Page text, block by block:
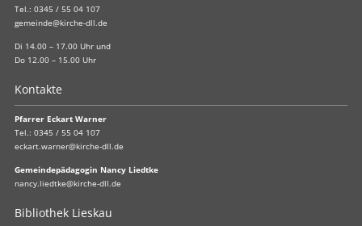
Tel.: 0345 / 55 04 107
gemeinde@kirche-dll.de
Di 14.00 – 17.00 Uhr und
Do 12.00 – 15.00 Uhr
Kontakte
Pfarrer Eckart Warner
Tel.: 0345 / 55 04 107
eckart.warner@kirche-dll.de
Gemeindepädagogin Nancy Liedtke
nancy.liedtke@kirche-dll.de
Bibliothek Lieskau